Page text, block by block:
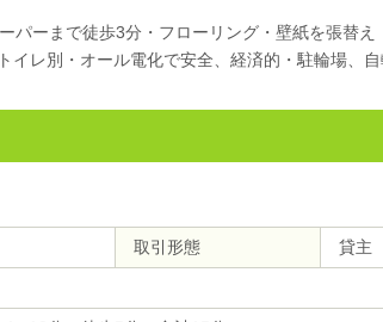
パーまで徒歩3分・フローリング・壁紙を張替
レ別・オール電化で安全、経済的・駐輪場、
取引形態 貸主